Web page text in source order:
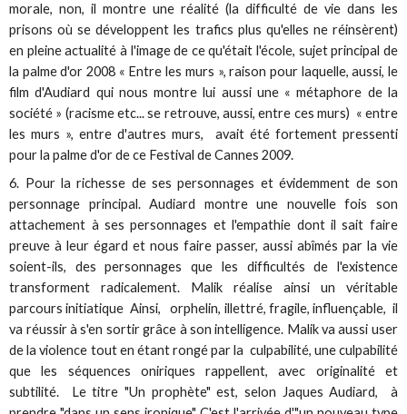
morale, non, il montre une réalité (la difficulté de vie dans les
prisons où se développent les trafics plus qu'elles ne réinsèrent)
en pleine actualité à l'image de ce qu'était l'école, sujet principal de
la palme d'or 2008 « Entre les murs », raison pour laquelle, aussi, le
film d'Audiard qui nous montre lui aussi une « métaphore de la
société » (racisme etc... se retrouve, aussi, entre ces murs) « entre
les murs », entre d'autres murs, avait été fortement pressenti
pour la palme d'or de ce Festival de Cannes 2009.
6. Pour la richesse de ses personnages et évidemment de son
personnage principal. Audiard montre une nouvelle fois son
attachement à ses personnages et l'empathie dont il sait faire
preuve à leur égard et nous faire passer, aussi abîmés par la vie
soient-ils, des personnages que les difficultés de l'existence
transforment radicalement. Malik réalise ainsi un véritable
parcours initiatique Ainsi, orphelin, illettré, fragile, influençable, il
va réussir à s'en sortir grâce à son intelligence. Malik va aussi user
de la violence tout en étant rongé par la culpabilité, une culpabilité
que les séquences oniriques rappellent, avec originalité et
subtilité. Le titre "Un prophète" est, selon Jaques Audiard, à